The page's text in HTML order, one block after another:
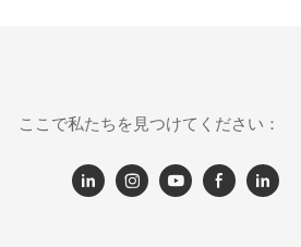
ここで私たちを見つけてください：